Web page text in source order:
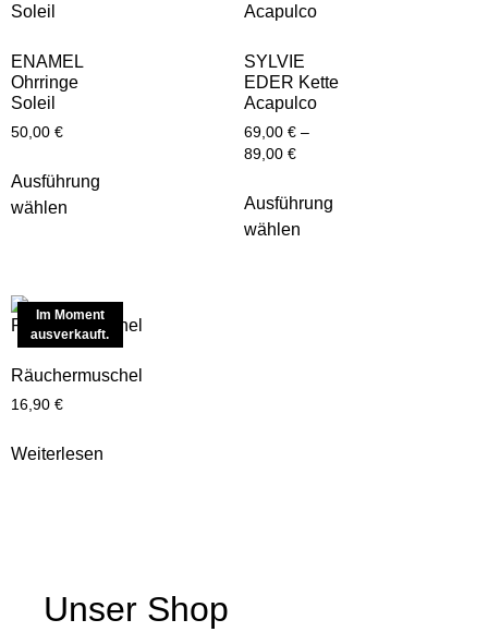
ENAMEL
Ohrringe
Soleil
50,00 €
Ausführung
wählen
SYLVIE
EDER Kette
Acapulco
69,00 € –
89,00 €
Ausführung
wählen
Im Moment
ausverkauft.
Räuchermuschel
16,90 €
Weiterlesen
Unser Shop